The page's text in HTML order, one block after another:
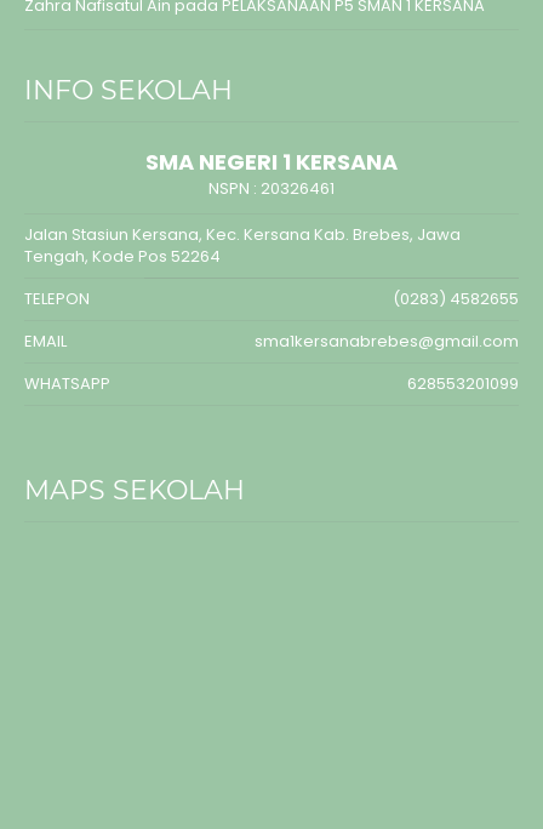
Zahra Nafisatul Ain pada PELAKSANAAN P5 SMAN 1 KERSANA
INFO SEKOLAH
SMA NEGERI 1 KERSANA
NSPN : 20326461
Jalan Stasiun Kersana, Kec. Kersana Kab. Brebes, Jawa
Tengah, Kode Pos 52264
TELEPON
(0283) 4582655
EMAIL
sma1kersanabrebes@gmail.com
WHATSAPP
628553201099
MAPS SEKOLAH